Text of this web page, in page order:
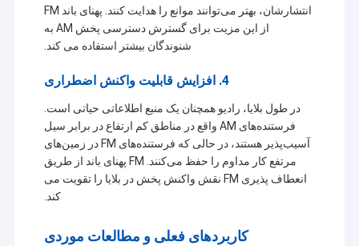
انتشارشان، بهتر می‌توانند موانع را هدایت کنند. پهنای باند FM
از این مزیت برای گسترش دسترسی پخش AM به
شنوندگان بیشتر استفاده می کند.
4. افزایش قابلیت واکنش اضطراری
در طول بلایا، رادیو همچنان یک منبع اطلاعاتی حیاتی است.
فرستنده‌های AM واقع در مناطق کم ارتفاع در برابر سیل
آسیب‌پذیر هستند، در حالی که فرستنده‌های FM در زمین‌های
مرتفع کار مداوم را حفظ می‌کنند. FM پهنای باند از طریق
انعطاف پذیری FM نقش واکنش پخش در بلایا را تقویت می
کند.
کاربردهای فعلی و مطالعات موردی